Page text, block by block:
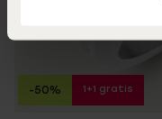
-50% 1+1 gratis